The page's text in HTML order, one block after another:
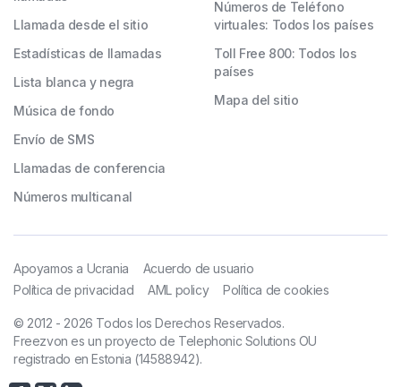
Llamada desde el sitio
Estadísticas de llamadas
Lista blanca y negra
Música de fondo
Envío de SMS
Llamadas de conferencia
Números multicanal
Números de Teléfono
virtuales: Todos los países
Toll Free 800: Todos los
países
Mapa del sitio
Apoyamos a Ucrania
Acuerdo de usuario
Política de privacidad
AML policy Política de cookies
© 2012 - 2026 Todos los Derechos Reservados.
Freezvon es un proyecto de Telephonic Solutions OU
registrado en Estonia (14588942).